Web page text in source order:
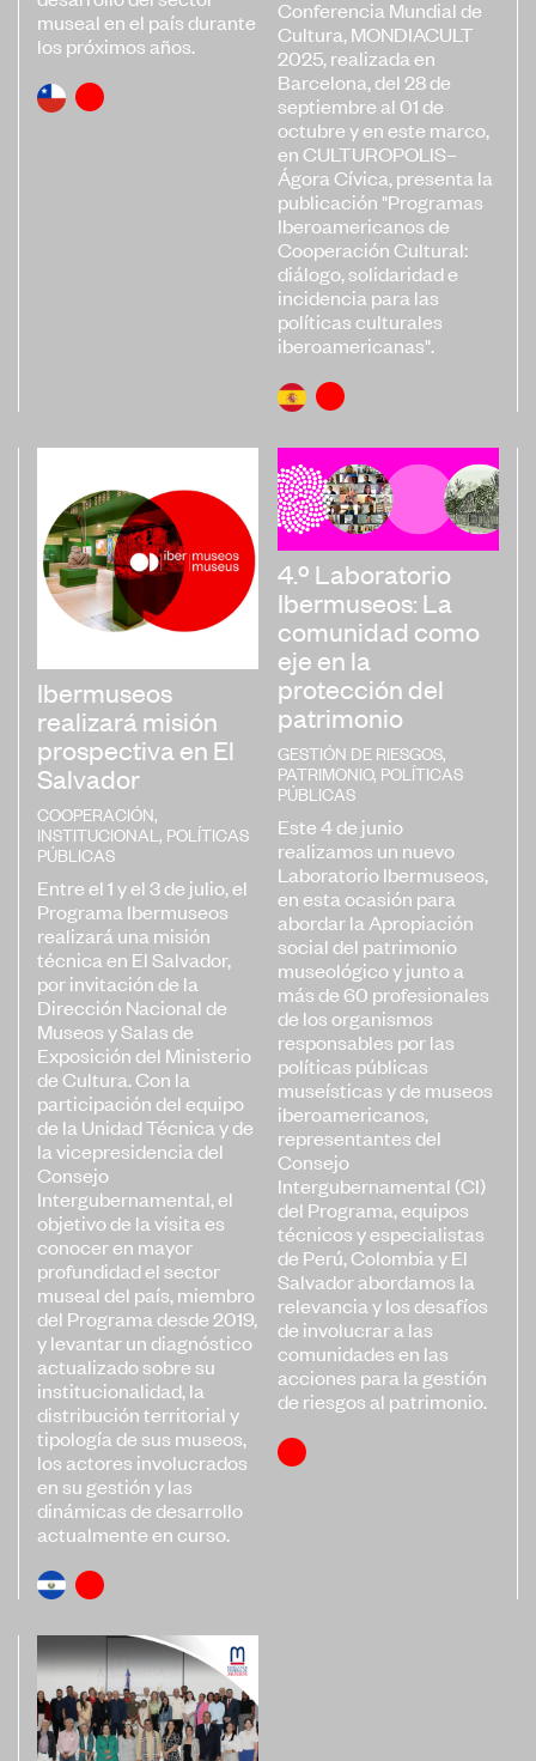
Convocatorias
Publicaciones Ibermuseos
Centro de Documentación
Plataforma de Diagnósticos
Suscríbase a nuestro boletín de
museal en el país durante
los próximos años.
Conferencia Mundial de
Cultura, MONDIACULT
2025, realizada en
Barcelona, del 28 de
septiembre al 01 de
octubre y en este marco,
en CULTUROPOLIS–
Ágora Cívica, presenta la
publicación "Programas
Iberoamericanos de
Cooperación Cultural:
diálogo, solidaridad e
incidencia para las
políticas culturales
iberoamericanas".
Ibermuseos
realizará misión
prospectiva en El
Salvador
COOPERACIÓN,
INSTITUCIONAL , POLÍTICAS
PÚBLICAS
Entre el 1 y el 3 de julio, el
Programa Ibermuseos
realizará una misión
técnica en El Salvador,
por invitación de la
Dirección Nacional de
Museos y Salas de
Exposición del Ministerio
de Cultura. Con la
participación del equipo
de la Unidad Técnica y de
la vicepresidencia del
Consejo
Intergubernamental, el
objetivo de la visita es
conocer en mayor
profundidad el sector
museal del país, miembro
del Programa desde 2019,
y levantar un diagnóstico
actualizado sobre su
institucionalidad, la
distribución territorial y
tipología de sus museos,
los actores involucrados
en su gestión y las
dinámicas de desarrollo
actualmente en curso.
4.º Laboratorio
Ibermuseos: La
comunidad como
eje en la
protección del
patrimonio
GESTIÓN DE RIESGOS,
PATRIMONIO, POLÍTICAS
PÚBLICAS
Este 4 de junio
realizamos un nuevo
Laboratorio Ibermuseos,
en esta ocasión para
abordar la Apropiación
social del patrimonio
museológico y junto a
más de 60 profesionales
de los organismos
responsables por las
políticas públicas
museísticas y de museos
iberoamericanos,
representantes del
Consejo
Intergubernamental (CI)
del Programa, equipos
técnicos y especialistas
de Perú, Colombia y El
Salvador abordamos la
relevancia y los desafíos
de involucrar a las
comunidades en las
acciones para la gestión
de riesgos al patrimonio.